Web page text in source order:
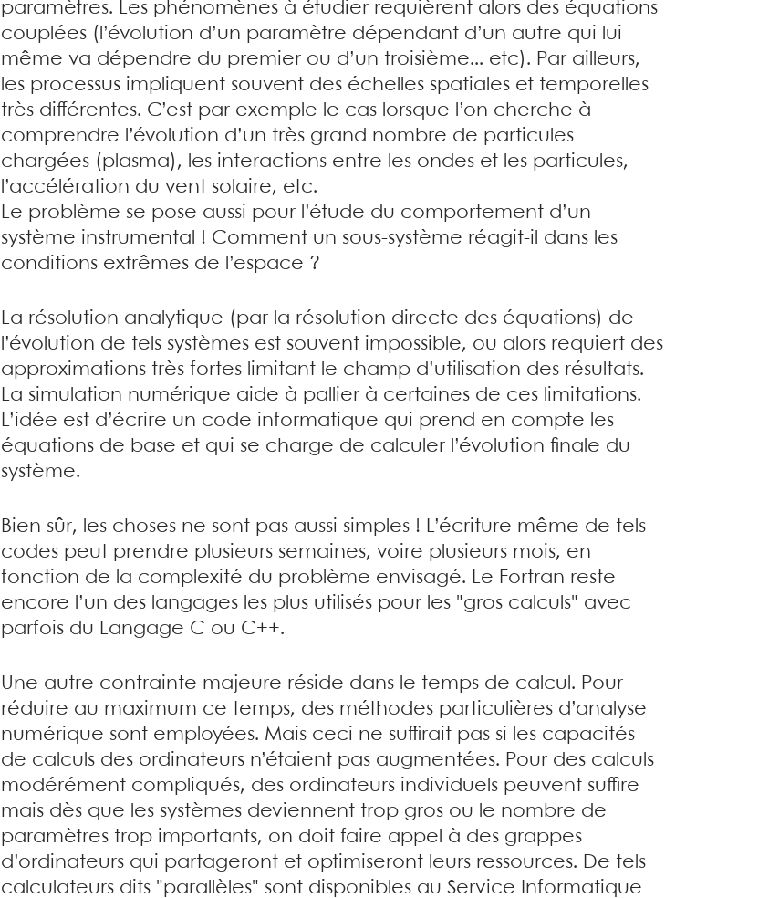
paramètres. Les phénomènes à étudier requièrent alors des équations
couplées (l’évolution d’un paramètre dépendant d’un autre qui lui
même va dépendre du premier ou d’un troisième... etc). Par ailleurs,
les processus impliquent souvent des échelles spatiales et temporelles
très différentes. C’est par exemple le cas lorsque l’on cherche à
comprendre l’évolution d’un très grand nombre de particules
chargées (plasma), les interactions entre les ondes et les particules,
l’accélération du vent solaire, etc.
Le problème se pose aussi pour l’étude du comportement d’un
système instrumental ! Comment un sous-système réagit-il dans les
conditions extrêmes de l’espace ?
La résolution analytique (par la résolution directe des équations) de
l’évolution de tels systèmes est souvent impossible, ou alors requiert des
approximations très fortes limitant le champ d’utilisation des résultats.
La simulation numérique aide à pallier à certaines de ces limitations.
L’idée est d’écrire un code informatique qui prend en compte les
équations de base et qui se charge de calculer l’évolution finale du
système.
Bien sûr, les choses ne sont pas aussi simples ! L’écriture même de tels
codes peut prendre plusieurs semaines, voire plusieurs mois, en
fonction de la complexité du problème envisagé. Le Fortran reste
encore l’un des langages les plus utilisés pour les "gros calculs" avec
parfois du Langage C ou C++.
Une autre contrainte majeure réside dans le temps de calcul. Pour
réduire au maximum ce temps, des méthodes particulières d’analyse
numérique sont employées. Mais ceci ne suffirait pas si les capacités
de calculs des ordinateurs n’étaient pas augmentées. Pour des calculs
modérément compliqués, des ordinateurs individuels peuvent suffire
mais dès que les systèmes deviennent trop gros ou le nombre de
paramètres trop importants, on doit faire appel à des grappes
d’ordinateurs qui partageront et optimiseront leurs ressources. De tels
calculateurs dits "parallèles" sont disponibles au Service Informatique